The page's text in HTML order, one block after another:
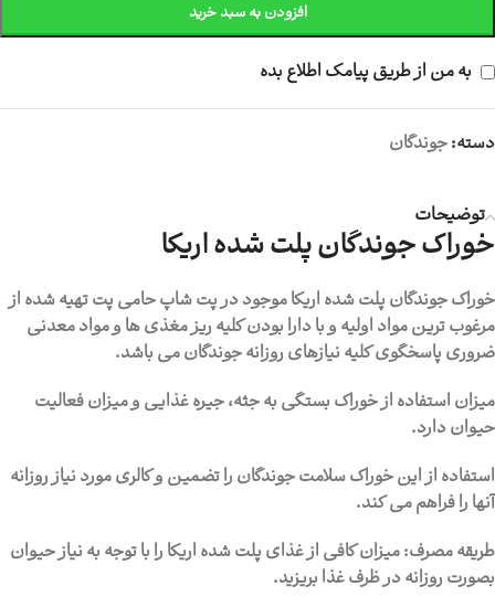
افزودن به سبد خرید
به من از طریق پیامک اطلاع بده
دسته:جوندگان
توضیحات
خوراک جوندگان پلت شده اریکا
خوراک جوندگان پلت شده اریکا موجود در پت شاپ حامی پت تهیه شده از
مرغوب ترین مواد اولیه و با دارا بودن کلیه ریز مغذی ها و مواد معدنی
ضروری پاسخگوی کلیه نیازهای روزانه جوندگان می باشد.
میزان استفاده از خوراک بستگی به جثه، جیره غذایی و میزان فعالیت
حیوان دارد.
استفاده از این خوراک سلامت جوندگان را تضمین و کالری مورد نیاز روزانه
آنها را فراهم می کند.
طریقه مصرف: میزان کافی از غذای پلت شده اریکا را با توجه به نیاز حیوان
بصورت روزانه در ظرف غذا بریزید.